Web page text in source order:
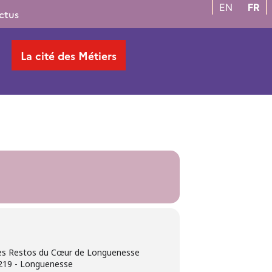
EN FR
La cité des Métiers
Restos du Cœur de Longuenesse
- Longuenesse